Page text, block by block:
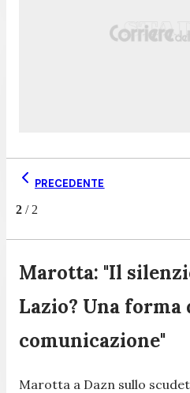
PRECEDENTE
2 / 2
Marotta: "Il
Lazio? Una forma
comunicazione"
Marotta a Dazn sullo